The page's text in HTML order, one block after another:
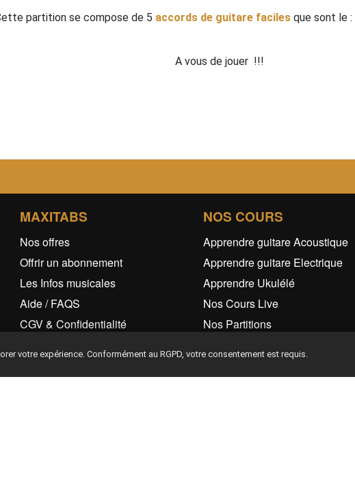
partition se compose de 5 accords de guitare faciles que sont le :
A vous de jouer !!!
MAXITABS
Nos offres
Offrir un abonnement
Les Infos musicales
Aide / FAQS
CGV & Confidentialité
NOS COURS
Apprendre guitare Acoustique
Apprendre guitare Electrique
Apprendre Ukulélé
Nos Cours Live
Nos Partitions
votre expérience. Conformément au RGPD, votre consentement est requis.